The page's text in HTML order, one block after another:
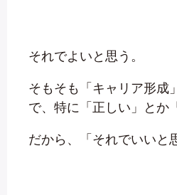
それでよいと思う。
そもそも「キャリア形成
で、特に「正しい」とか
だから、「それでいいと